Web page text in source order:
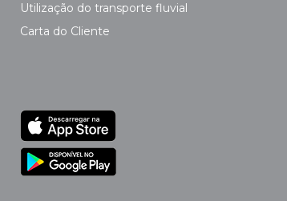
Utilização do transporte fluvial
Carta do Cliente